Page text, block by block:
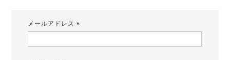
メールアドレス